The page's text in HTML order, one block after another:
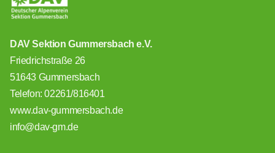
DAV Sektion Gummersbach e.V.
Friedrichstraße 26
51643 Gummersbach
Telefon: 02261/816401
www.dav-gummersbach.de
info@dav-gm.de